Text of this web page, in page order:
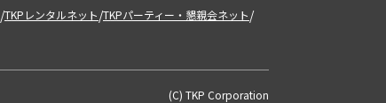
/TKPレンタルネット/TKPパーティー・懇親会ネット/
(C) TKP Corporation